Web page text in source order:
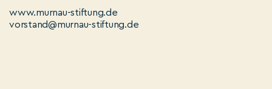
www.murnau-stiftung.de
vorstand@murnau-stiftung.de